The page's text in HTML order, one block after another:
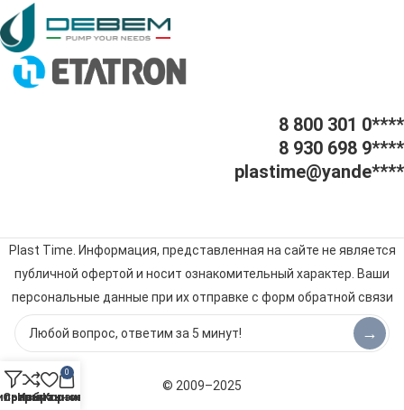
8 800 301 0****
8 930 698 9****
plastime@yande****
Plast Time. Информация, представленная на сайте не является
публичной офертой и носит ознакомительный характер. Ваши
персональные данные при их отправке с форм обратной связи
политикой
конфиденциальности
© 2009–2025
→
Сравнить
Избранное
0
Корзина